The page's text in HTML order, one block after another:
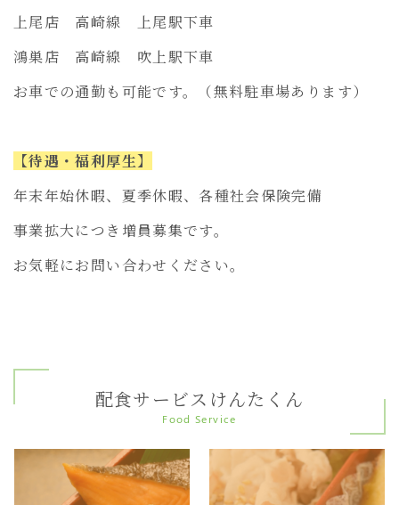
上尾店 高崎線 上尾駅下車
鴻巣店 高崎線 吹上駅下車
お車での通勤も可能です。（無料駐車場あります）
【待遇・福利厚生】
年末年始休暇、夏季休暇、各種社会保険完備
事業拡大につき増員募集です。
お気軽にお問い合わせください。
配食サービスけんたくん
Food Service